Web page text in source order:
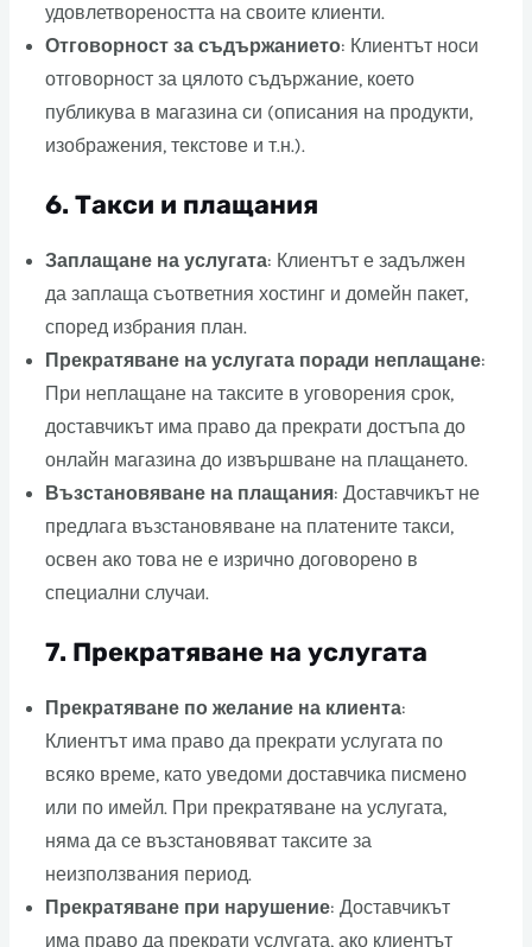
удовлетвореността на своите клиенти.
Отговорност за съдържанието: Клиентът носи
отговорност за цялото съдържание, което
публикува в магазина си (описания на продукти,
изображения, текстове и т.н.).
6.Такси и плащания
Заплащане на услугата: Клиентът е задължен
да заплаща съответния хостинг и домейн пакет,
според избрания план.
Прекратяване на услугата поради неплащане:
При неплащане на таксите в уговорения срок,
доставчикът има право да прекрати достъпа до
онлайн магазина до извършване на плащането.
Възстановяване на плащания: Доставчикът не
предлага възстановяване на платените такси,
освен ако това не е изрично договорено в
специални случаи.
7. Прекратяване на услугата
Прекратяване по желание на клиента:
Клиентът има право да прекрати услугата по
всяко време, като уведоми доставчика писмено
или по имейл. При прекратяване на услугата,
няма да се възстановяват таксите за
неизползвания период.
Прекратяване при нарушение: Доставчикът
има право да прекрати услугата, ако клиентът